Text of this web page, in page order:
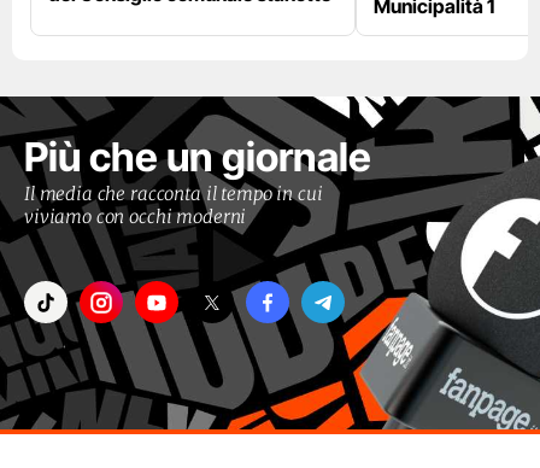
Municipalità 1
Più che un giornale
Il media che racconta il tempo in cui
viviamo con occhi moderni